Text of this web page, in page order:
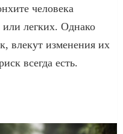
человека
или легких. Однако
влекут изменения их
всегда есть.